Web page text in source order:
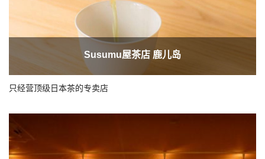
Susumu屋茶店 鹿儿岛
只经营顶级日本茶的专卖店